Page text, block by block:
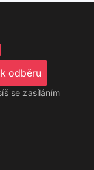
odběru
se zasíláním